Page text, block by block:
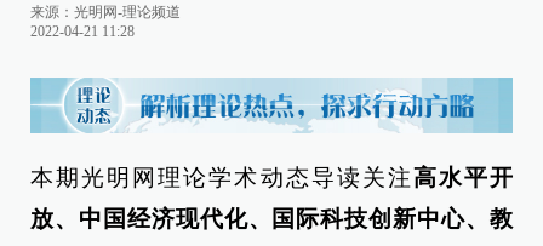
来源： 光明网-理论频道
2022-04-21 11:28
本期光明网理论学术动态导读关注高水平开
放、中国经济现代化、国际科技创新中心、教